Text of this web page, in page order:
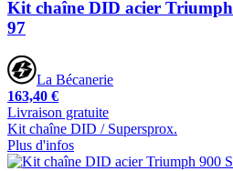
Kit chaîne DID acier
97
La Bécanerie
163,40 €
Livraison gratuite
Kit chaîne DID / Supersprox.
Plus d'infos